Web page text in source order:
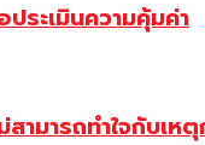
ระเมินความคุ้มค่า
ามารถทำใจกับเห